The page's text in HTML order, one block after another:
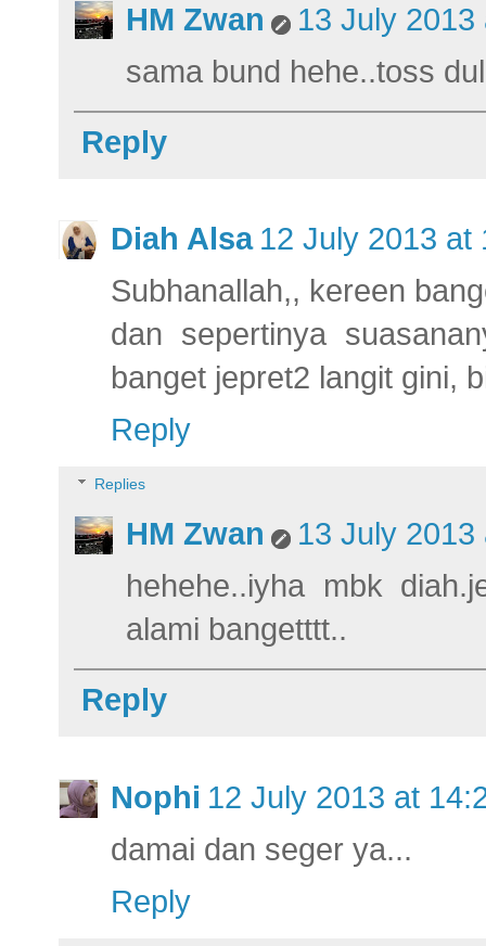
HM Zwan
13 July 2013
sama bund hehe..toss
Reply
Diah Alsa 12 July 2013 at
Subhanallah,, kereen
dan sepertinya
banget jepret2 langit gini,
Reply
Replies
HM Zwan
13 July 2013
hehehe..iyha mbk
alami bangetttt..
Reply
Nophi 12 July 2013 at
damai dan seger ya...
Reply